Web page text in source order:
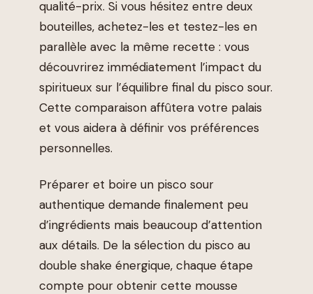
qualité-prix. Si vous hésitez entre deux
bouteilles, achetez-les et testez-les en
parallèle avec la même recette : vous
découvrirez immédiatement l’impact du
spiritueux sur l’équilibre final du pisco sour.
Cette comparaison affûtera votre palais
et vous aidera à définir vos préférences
personnelles.
Préparer et boire un pisco sour
authentique demande finalement peu
d’ingrédients mais beaucoup d’attention
aux détails. De la sélection du pisco au
double shake énergique, chaque étape
compte pour obtenir cette mousse